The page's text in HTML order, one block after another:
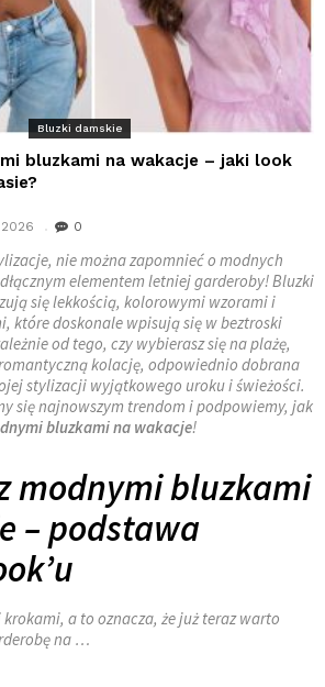
Bluzki damskie
bluzkami na wakacje – jaki look
0
nie można zapomnieć o modnych
elementem letniej garderoby! Bluzki
się lekkością, kolorowymi wzorami i
które doskonale wpisują się w beztroski
od tego, czy wybierasz się na plażę,
kolację, odpowiednio dobrana
stylizacji wyjątkowego uroku i świeżości.
się najnowszym trendom i podpowiemy, jak
bluzkami na wakacje!
modnymi bluzkami
– podstawa
a to oznacza, że już teraz warto
na …